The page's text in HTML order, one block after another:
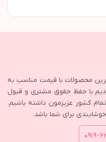
محصولات با قیمت مناسب به
با حفظ حقوق مشتری و قبول
کشور عزیزمون داشته باشیم.
برای شما باشد.